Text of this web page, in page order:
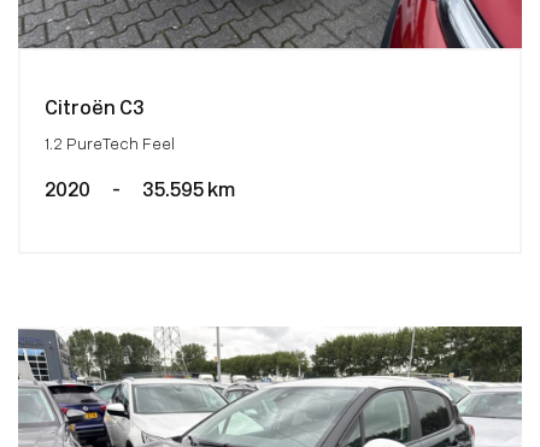
Citroën C3
1.2 PureTech Feel
2020 - 35.595 km